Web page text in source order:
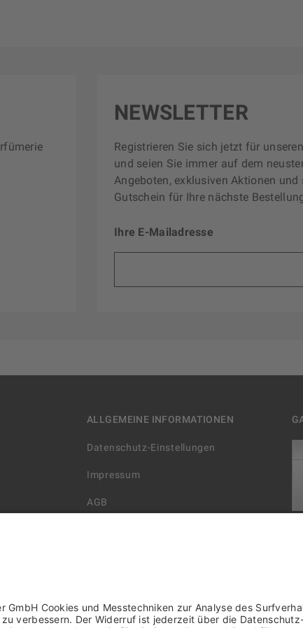
NEWSLETTER
Registrieren Sie sich jetzt für
und seien Sie immer auf dem
Angeboten, exklusiven Aktionen und
Gutschein für Ihre nächste
Ihre E-Mailadresse
ALLGEMEINE INFORMATIONEN
Datenschutz-Einstellungen
Impressum
AGB
Informationen zur Barrierefreiheit